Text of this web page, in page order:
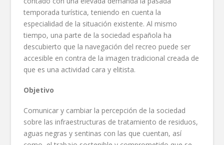
temporada turística, teniendo en cuenta la
especialidad de la situación existente. Al mismo
tiempo, una parte de la sociedad española ha
descubierto que la navegación del recreo puede ser
accesible en contra de la imagen tradicional creada de
que es una actividad cara y elitista.
Objetivo
Comunicar y cambiar la percepción de la sociedad
sobre las infraestructuras de tratamiento de residuos,
aguas negras y sentinas con las que cuentan, así